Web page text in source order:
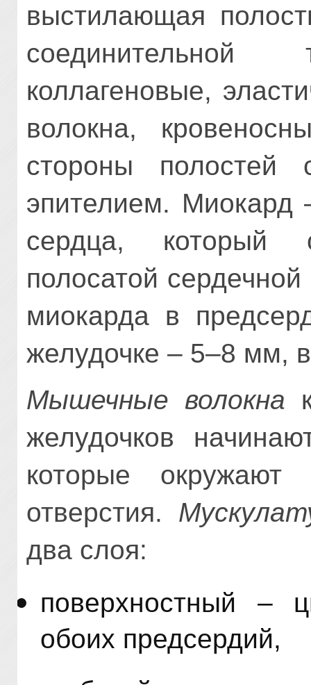
выстилающая
коллагеновые,
волокна,
стороны полостей
эпителием. Миокард
сердца, который
полосатой
миокарда в
желудочке – 5–8 мм,
Мышечные волокна
желудочков
которые окружают
отверстия.
два слоя:
поверхностный –
обоих предсердий,